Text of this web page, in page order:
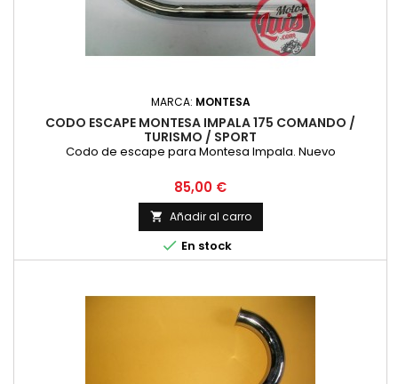
MARCA: MONTESA
CODO ESCAPE MONTESA IMPALA 175 COMANDO /
TURISMO / SPORT
Codo de escape para Montesa Impala. Nuevo
Precio
85,00 €
 Añadir al carro
 En stock